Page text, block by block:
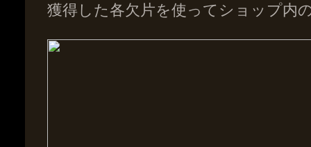
獲得した各欠片を使ってショップ内